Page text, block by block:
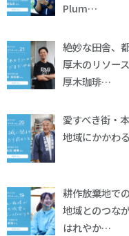
Plum…
絶妙な田舎、
厚木のリソー
厚木珈琲…
愛すべき街・
地域にかかわ
耕作放棄地で
地域とのつな
はれやか…